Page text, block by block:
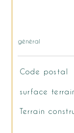
général
Code postal
surface
Terrain